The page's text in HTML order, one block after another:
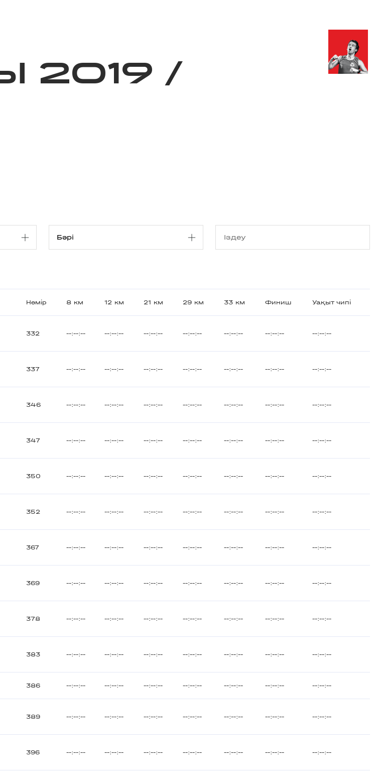
2019 /
Нөмір 8 км 12 км 21 км 29 км 33 км Финиш Уақыт чипі
332 --:--:-- --:--:-- --:--:-- --:--:-- --:--:-- --:--:-- --:--:--
337 --:--:-- --:--:-- --:--:-- --:--:-- --:--:-- --:--:-- --:--:--
346 --:--:-- --:--:-- --:--:-- --:--:-- --:--:-- --:--:-- --:--:--
347 --:--:-- --:--:-- --:--:-- --:--:-- --:--:-- --:--:-- --:--:--
350 --:--:-- --:--:-- --:--:-- --:--:-- --:--:-- --:--:-- --:--:--
352 --:--:-- --:--:-- --:--:-- --:--:-- --:--:-- --:--:-- --:--:--
367 --:--:-- --:--:-- --:--:-- --:--:-- --:--:-- --:--:-- --:--:--
369 --:--:-- --:--:-- --:--:-- --:--:-- --:--:-- --:--:-- --:--:--
378 --:--:-- --:--:-- --:--:-- --:--:-- --:--:-- --:--:-- --:--:--
383 --:--:-- --:--:-- --:--:-- --:--:-- --:--:-- --:--:-- --:--:--
386 --:--:-- --:--:-- --:--:-- --:--:-- --:--:-- --:--:-- --:--:--
389 --:--:-- --:--:-- --:--:-- --:--:-- --:--:-- --:--:-- --:--:--
396 --:--:-- --:--:-- --:--:-- --:--:-- --:--:-- --:--:-- --:--:--